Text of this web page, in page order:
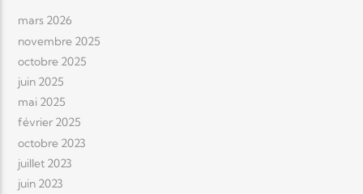
mars 2026
novembre 2025
octobre 2025
juin 2025
mai 2025
février 2025
octobre 2023
juillet 2023
juin 2023